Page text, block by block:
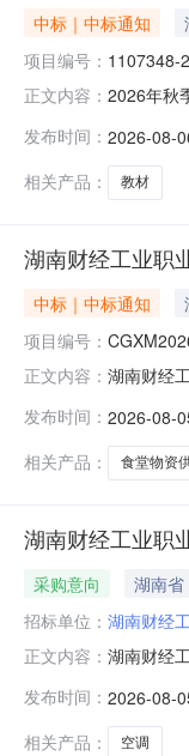
中标｜中标通知
项目编号： 1107348-
正文内容： 2026年秋
教材政府
发布时间： 2026-08-
相关产品：
教材
湖南财经工业职
中标｜中标通知
项目编号：
正文内容： 湖南财经
束，现将
编号：
发布时间： 2026-08-
相关产品：
食堂物资
湖南财经工业职
采购意向 湖南省
招标单位： 湖南财经
正文内容： 湖南财经
月）备注
公
发布时间： 2026-08-
相关产品：
空调